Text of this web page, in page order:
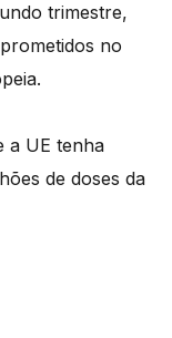
trimestre,
no
a UE tenha
de doses da